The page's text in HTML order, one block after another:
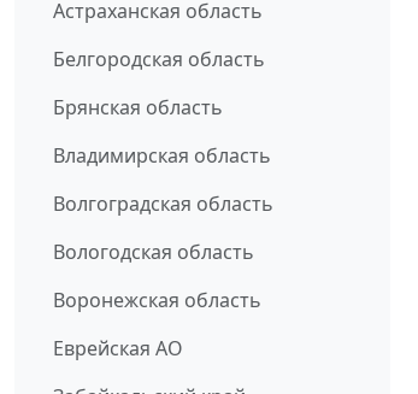
Астраханская область
Белгородская область
Брянская область
Владимирская область
Волгоградская область
Вологодская область
Воронежская область
Еврейская АО